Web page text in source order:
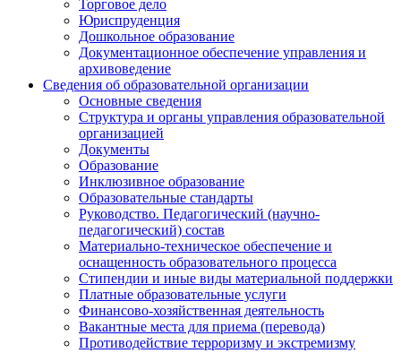
Торговое дело
Юриспруденция
Дошкольное образование
Документационное обеспечение управления и
архивоведение
Сведения об образовательной организации
Основные сведения
Структура и органы управления образовательной
организацией
Документы
Образование
Инклюзивное образование
Образовательные стандарты
Руководство. Педагогический (научно-
педагогический) состав
Материально-техническое обеспечение и
оснащенность образовательного процесса
Стипендии и иные виды материальной поддержки
Платные образовательные услуги
Финансово-хозяйственная деятельность
Вакантные места для приема (перевода)
Противодействие терроризму и экстремизму